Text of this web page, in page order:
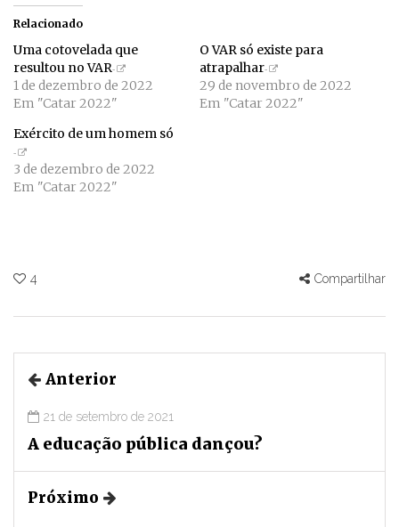
Relacionado
Uma cotovelada que
resultou no VAR
1 de dezembro de 2022
Em "Catar 2022"
O VAR só existe para
atrapalhar
29 de novembro de 2022
Em "Catar 2022"
Exército de um homem só
3 de dezembro de 2022
Em "Catar 2022"
4 Compartilhar
Anterior
21 de setembro de 2021
A educação pública dançou?
Próximo